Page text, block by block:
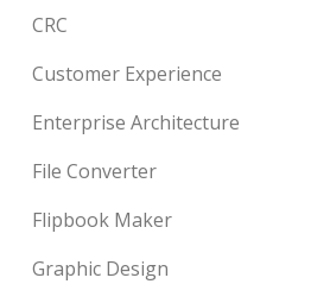
CRC
Customer Experience
Enterprise Architecture
File Converter
Flipbook Maker
Graphic Design